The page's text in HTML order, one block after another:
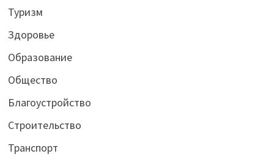
Туризм
Здоровье
Образование
Общество
Благоустройство
Строительство
Транспорт